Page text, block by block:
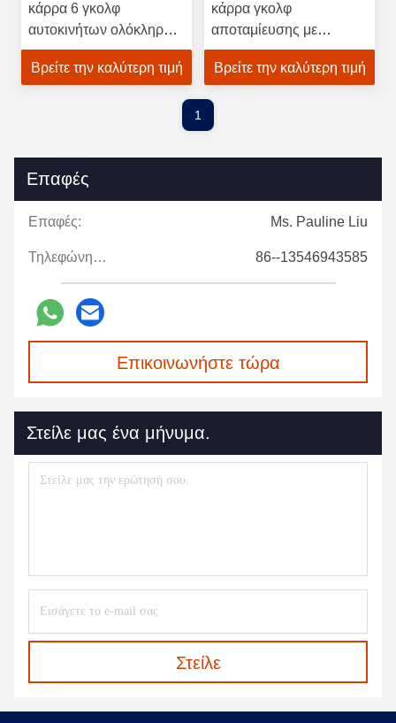
κάρρα 6 γκολφ
αυτοκινήτων ολόκληρο
σώμα μετάλλων
προσώπων
Βρείτε την καλύτερη τιμή
κάρρα γκολφ
αποταμίευσης με
εκλεκτής ποιότητας τύπο
χρώματος υπόλοιπου
Βρείτε την καλύτερη τιμή
1
Επαφές
Επαφές: Ms. Pauline Liu
Τηλεφώνημα: 86--13546943585
Επικοινωνήστε τώρα
Στείλε μας ένα μήνυμα.
Στείλε